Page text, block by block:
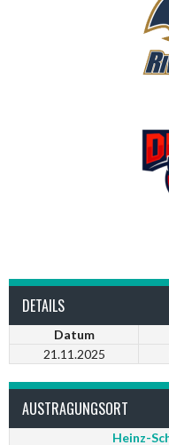
DETAILS
Datum
21.11.2025
AUSTRAGUNGSORT
Heinz-